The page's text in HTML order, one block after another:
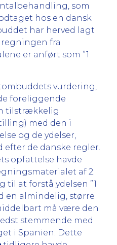
som
hos en dansk
har herved lagt
fra
er anført som ”1
vurdering,
foreliggende
tilstrækkelig
med den i
og de ydelser,
de danske regler.
opfattelse havde
af 2.
til at forstå ydelsen ”1
en almindelig, større
må være den
stemmende med
i Spanien. Dette